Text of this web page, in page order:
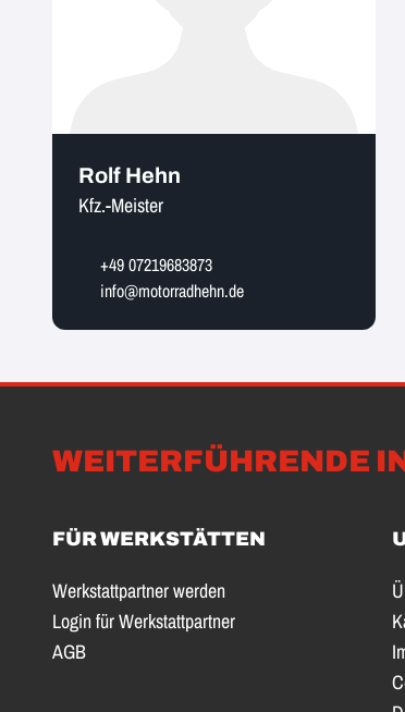
Rolf Hehn
Kfz.-Meister
+49 07219683873
info@motorradhehn.de
WEITERFÜHRENDE
FÜR WERKSTÄTTEN
Werkstattpartner werden
Login für Werkstattpartner
AGB